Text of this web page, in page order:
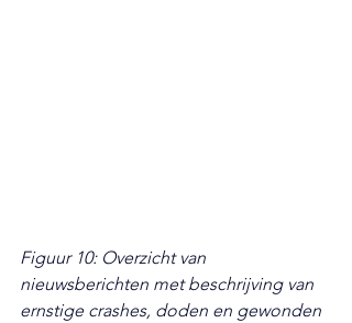
Figuur 10: Overzicht van
nieuwsberichten met beschrijving van
ernstige crashes, doden en gewonden